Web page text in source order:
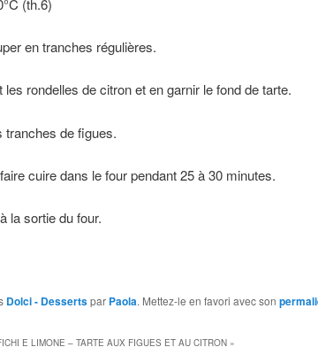
en tranches régulières.
rondelles de citron et en garnir le fond de tarte.
tranches de figues.
cuire dans le four pendant 25 à 30 minutes.
la sortie du four.
Dolci - Dessertspar Paola. Mettez-le en favori avec son
E LIMONE – TARTE AUX FIGUES ET AU CITRON»